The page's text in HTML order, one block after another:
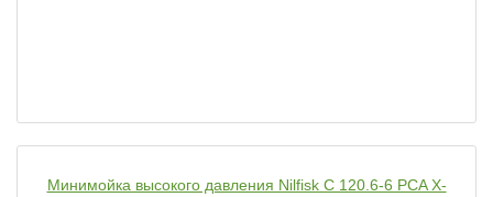
Минимойка высокого давления Nilfisk C 120.6-6 PCA X-